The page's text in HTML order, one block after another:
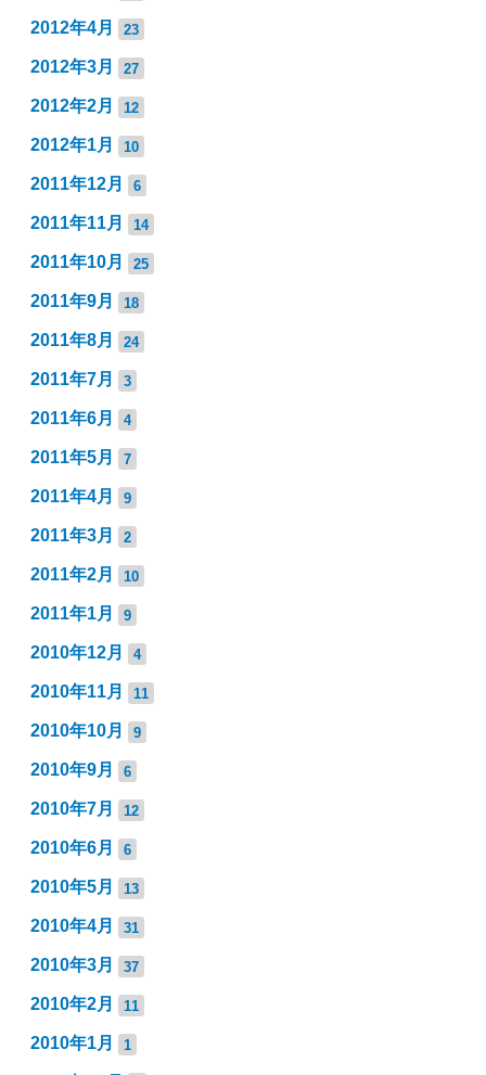
2012年4月 23
2012年3月 27
2012年2月 12
2012年1月 10
2011年12月 6
2011年11月 14
2011年10月 25
2011年9月 18
2011年8月 24
2011年7月 3
2011年6月 4
2011年5月 7
2011年4月 9
2011年3月 2
2011年2月 10
2011年1月 9
2010年12月 4
2010年11月 11
2010年10月 9
2010年9月 6
2010年7月 12
2010年6月 6
2010年5月 13
2010年4月 31
2010年3月 37
2010年2月 11
2010年1月 1